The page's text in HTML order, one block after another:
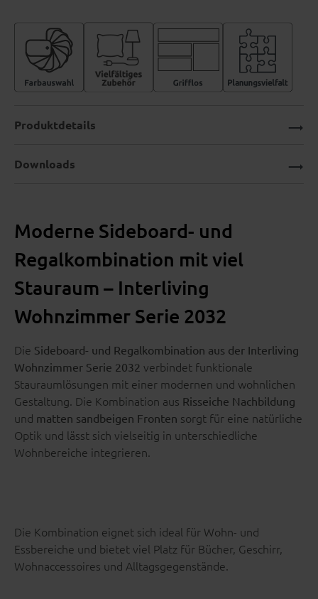
Moderne Sideboard- und
Regalkombination mit viel
Stauraum – Interliving
Wohnzimmer Serie 2032
Die Sideboard- und Regalkombination aus der Interliving
Wohnzimmer Serie 2032 verbindet funktionale
Stauraumlösungen mit einer modernen und wohnlichen
Gestaltung. Die Kombination aus Risseiche Nachbildung
und matten sandbeigen Fronten sorgt für eine natürliche
Optik und lässt sich vielseitig in unterschiedliche
Wohnbereiche integrieren.
Die Kombination eignet sich ideal für Wohn- und
Essbereiche und bietet viel Platz für Bücher, Geschirr,
Wohnaccessoires und Alltagsgegenstände.
Produktdetails
Downloads